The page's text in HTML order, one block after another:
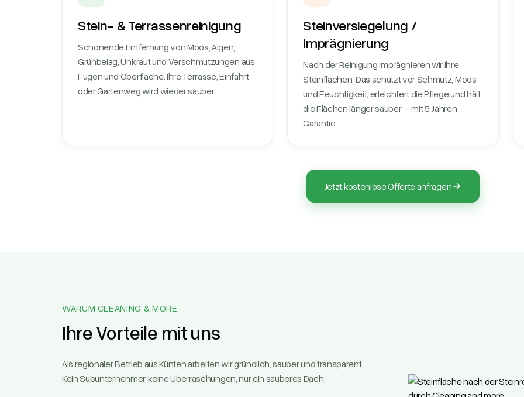
Stein- & Terrassenreinigung
Schonende Entfernung von Moos, Algen,
Grünbelag, Unkraut und Verschmutzungen aus
Fugen und Oberfläche. Ihre Terrasse, Einfahrt
oder Gartenweg wird wieder sauber.
Steinversiegelung /
Imprägnierung
Nach der Reinigung imprägnieren wir Ihre
Steinflächen. Das schützt vor Schmutz, Moos
und Feuchtigkeit, erleichtert die Pflege und hält
die Flächen länger sauber – mit 5 Jahren
Garantie.
Jetzt kostenlose Offerte anfragen
WARUM CLEANING & MORE
Ihre Vorteile mit uns
Als regionaler Betrieb aus Künten arbeiten wir gründlich, sauber und transparent.
Kein Subunternehmer, keine Überraschungen, nur ein sauberes Dach.